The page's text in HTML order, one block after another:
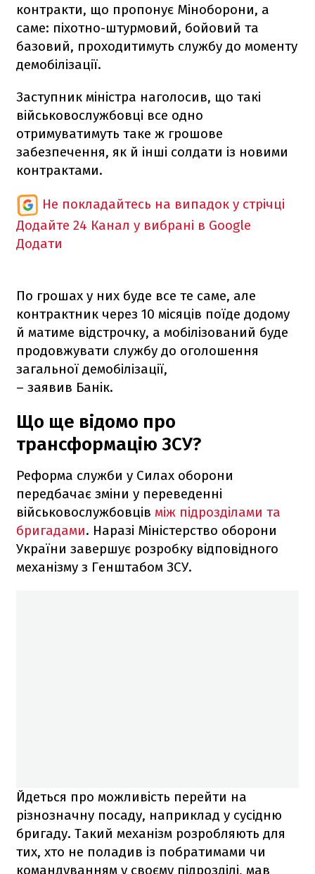
контракти, що пропонує Міноборони, а
саме: піхотно-штурмовий, бойовий та
базовий, проходитимуть службу до моменту
демобілізації.
Заступник міністра наголосив, що такі
військовослужбовці все одно
отримуватимуть таке ж грошове
забезпечення, як й інші солдати із новими
контрактами.
Не покладайтесь на випадок у стрічці
Додайте 24 Канал у вибрані в Google
Додати
По грошах у них буде все те саме, але
контрактник через 10 місяців поїде додому
й матиме відстрочку, а мобілізований буде
продовжувати службу до оголошення
загальної демобілізації,
– заявив Банік.
Що ще відомо про
трансформацію ЗСУ?
Реформа служби у Силах оборони
передбачає зміни у переведенні
військовослужбовців між підрозділами та
бригадами. Наразі Міністерство оборони
України завершує розробку відповідного
механізму з Генштабом ЗСУ.
Йдеться про можливість перейти на
різнозначну посаду, наприклад у сусідню
бригаду. Такий механізм розробляють для
тих, хто не поладив із побратимами чи
командуванням у своєму підрозділі, мав